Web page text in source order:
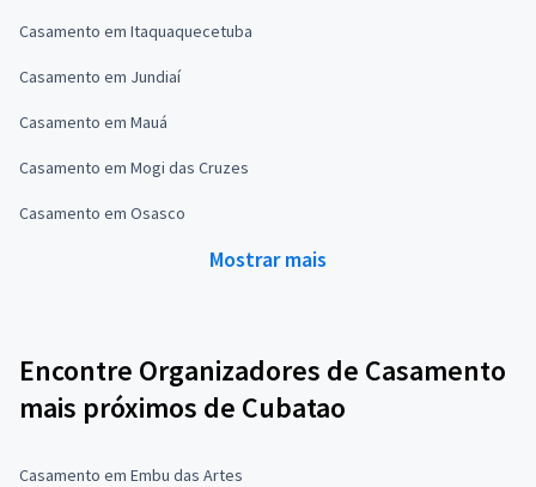
Casamento em Itaquaquecetuba
Casamento em Jundiaí
Casamento em Mauá
Casamento em Mogi das Cruzes
Casamento em Osasco
Mostrar mais
Encontre Organizadores de Casamento
mais próximos de Cubatao
Casamento em Embu das Artes